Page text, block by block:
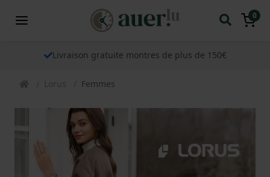
0
Livraison gratuite montres de plus de 150€
Lorus Femmes